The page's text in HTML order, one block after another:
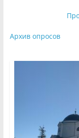
Архив опросов